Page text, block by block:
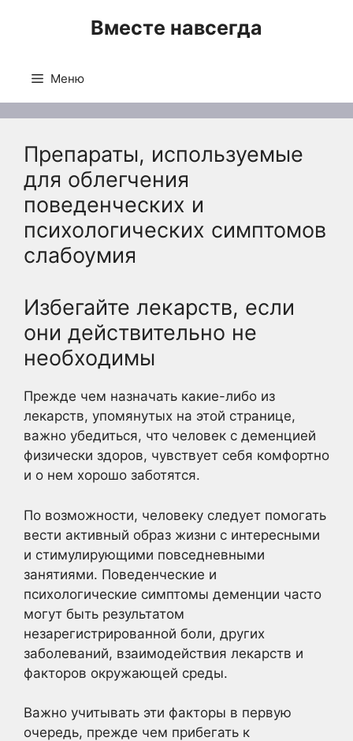
Вместе навсегда
Меню
Препараты, используемые
для облегчения
поведенческих и
психологических симптомов
слабоумия
Избегайте лекарств, если
они действительно не
необходимы
Прежде чем назначать какие-либо из
лекарств, упомянутых на этой странице,
важно убедиться, что человек с деменцией
физически здоров, чувствует себя комфортно
и о нем хорошо заботятся.
По возможности, человеку следует помогать
вести активный образ жизни с интересными
и стимулирующими повседневными
занятиями. Поведенческие и
психологические симптомы деменции часто
могут быть результатом
незарегистрированной боли, других
заболеваний, взаимодействия лекарств и
факторов окружающей среды.
Важно учитывать эти факторы в первую
очередь, прежде чем прибегать к